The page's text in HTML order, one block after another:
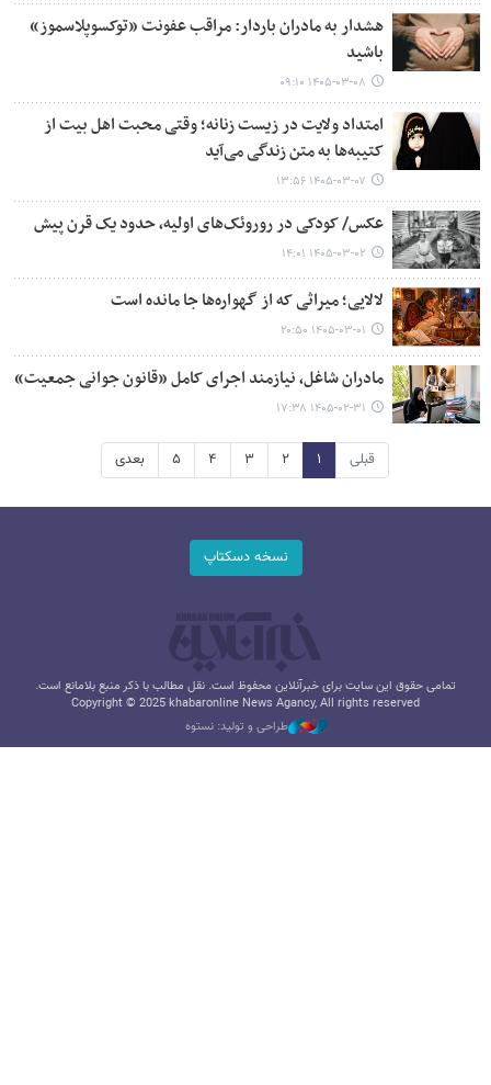
هشدار به مادران باردار: مراقب عفونت «توکسوپلاسموز»
باشید
۱۴۰۵-۰۳-۰۸ ۰۹:۱۰
امتداد ولایت در زیست زنانه؛ وقتی محبت اهل بیت از
کتیبه‌ها به متن زندگی می‌آید
۱۴۰۵-۰۳-۰۷ ۱۳:۵۶
عکس/ کودکی در روروئک‌های اولیه، حدود یک قرن پیش
۱۴۰۵-۰۳-۰۲ ۱۴:۰۱
لالایی؛ میراثی که از گهواره‌ها جا مانده است
۱۴۰۵-۰۳-۰۱ ۲۰:۵۰
مادران شاغل، نیازمند اجرای کامل «قانون جوانی جمعیت»
۱۴۰۵-۰۲-۳۱ ۱۷:۳۸
قبلی ۱ ۲ ۳ ۴ ۵ بعدی
نسخه دسکتاپ
تمامی حقوق این سایت برای خبرآنلاین محفوظ است. نقل مطالب با ذکر منبع بلامانع است.
Copyright © 2025 khabaronline News Agancy, All rights reserved
طراحی و تولید: نستوه